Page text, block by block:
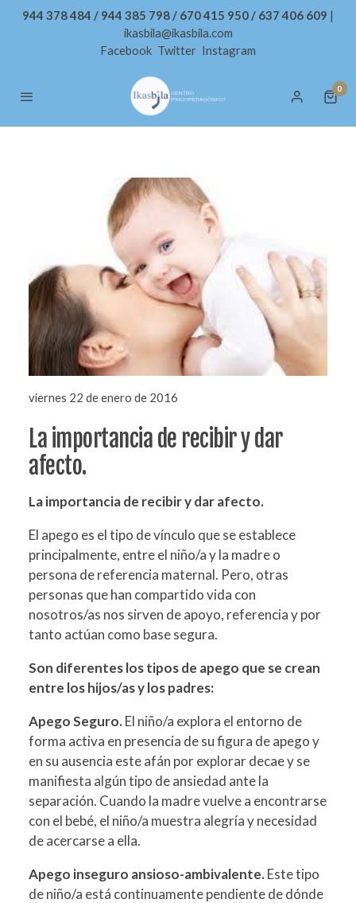
944 378 484 / 944 385 798 / 670 415 950 / 637 406 609 |
ikasbila@ikasbila.com
Facebook Twitter Instagram
0
viernes 22 de enero de 2016
La importancia de recibir y dar
afecto.
La importancia de recibir y dar afecto.
El apego es el tipo de vínculo que se establece
principalmente, entre el niño/a y la madre o
persona de referencia maternal. Pero, otras
personas que han compartido vida con
nosotros/as nos sirven de apoyo, referencia y por
tanto actúan como base segura.
Son diferentes los tipos de apego que se crean
entre los hijos/as y los padres:
Apego Seguro.El niño/a explora el entorno de
forma activa en presencia de su figura de apego y
en su ausencia este afán por explorar decae y se
manifiesta algún tipo de ansiedad ante la
separación. Cuando la madre vuelve a encontrarse
con el bebé, el niño/a muestra alegría y necesidad
de acercarse a ella.
Apego inseguro ansioso-ambivalente.Este tipo
de niño/a está continuamente pendiente de dónde